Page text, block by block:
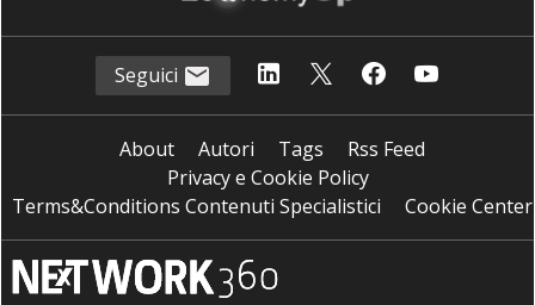
Seguici
About Autori Tags
Rss Feed
Privacy e Cookie Policy
Terms&Conditions Contenuti Specialistici
Cookie Center